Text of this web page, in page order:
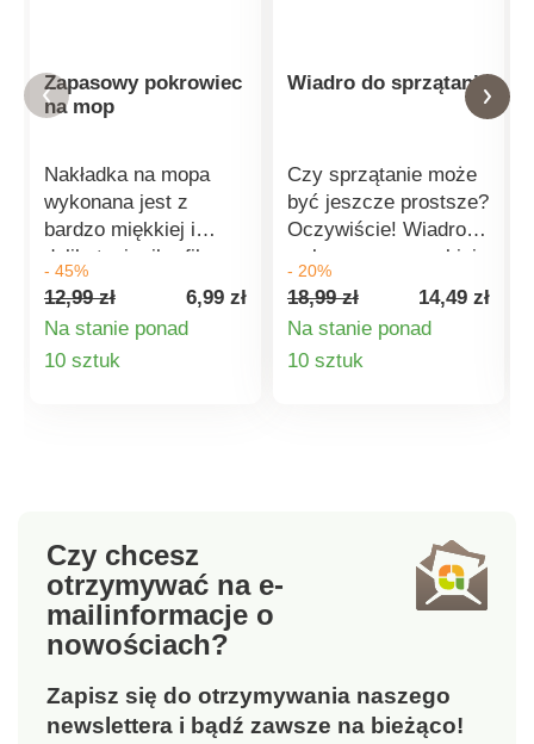
Zapasowy pokrowiec
na mop
Nakładka na mopa
wykonana jest z
bardzo miękkiej i
delikatnej mikrofibry.
Można ją łatwo
zakładać, zdejmować i
prać. Mocowana do
mopa za pomocą
- 45%
12,99 zł
6,99 zł
Na stanie ponad
10 sztuk
Wiadro do sprzątania
Czy sprzątanie może
być jeszcze prostsze?
Oczywiście! Wiadro
wykonane z wysokiej
jakości elastycznego
tworzywa sztucznego
z dziubkiem do
wylewania ułatwi
- 20%
18,99 zł
14,49 zł
Na stanie ponad
10 sztuk
Czy chcesz
otrzymywać na e-
mailinformacje o
nowościach?
Zapisz się do otrzymywania naszego
newslettera i bądź zawsze na bieżąco!